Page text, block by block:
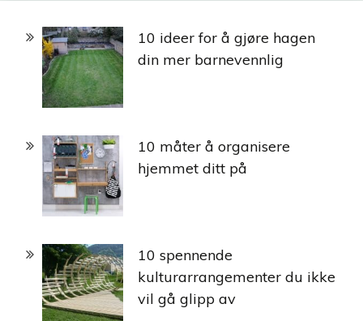
10 ideer for å gjøre hagen
din mer barnevennlig
10 måter å organisere
hjemmet ditt på
10 spennende
kulturarrangementer du ikke
vil gå glipp av